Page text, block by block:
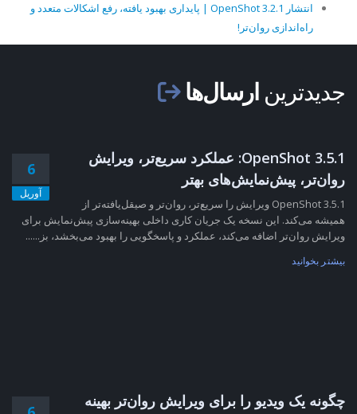
انتشار OpenShot 3.2.1 | پایداری بهبود یافته، رفع اشکالات متعدد و
راه‌اندازی روان‌تر!
جدیدترین ارسال‌ها
6
آوریل
OpenShot 3.5.1: عملکرد سریع‌تر، ویرایش
روان‌تر، پیش‌نمایش‌های بهتر
OpenShot 3.5.1 ویرایش را سریع‌تر، روان‌تر و صیقل‌یافته‌تر از
همیشه می‌کند. این نسخه یک جریان کاری داخلی بهینه‌سازی پیش‌نمایش برای
ویرایش روان‌تر اضافه می‌کند، عملکرد و پاسخگویی را بهبود می‌بخشد، بز......
بیشتر بخوانید
چگونه یک ویدیو را برای ویرایش روان‌تر بهینه